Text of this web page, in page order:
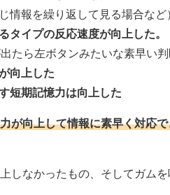
情報を繰り返して見る場合など）
タイプの反応速度が向上した。
たら左ボタンみたいな素早い判
向上した
短期記憶力は向上した
が向上して情報に素早く対応
しなかったもの、そしてガム